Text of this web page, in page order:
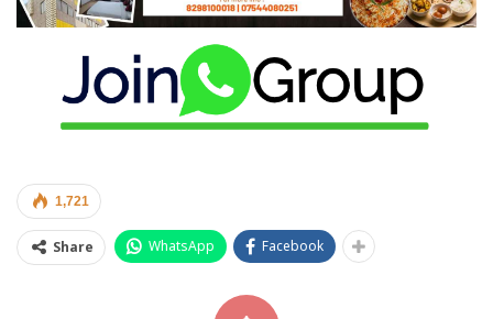
1,721
Share WhatsApp Facebook